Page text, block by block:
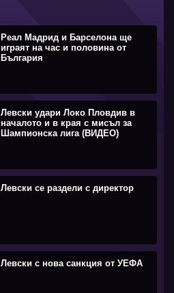
Реал Мадрид и Барселона ще
играят на час и половина от
България
Левски удари Локо Пловдив в
началото и в края с мисъл за
Шампионска лига (ВИДЕО)
Левски се раздели с директор
Левски с нова санкция от УЕФА